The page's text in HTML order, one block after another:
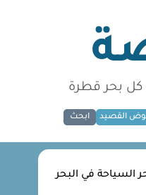
كل بحر قطرة
القصيد ابحث
في البحر